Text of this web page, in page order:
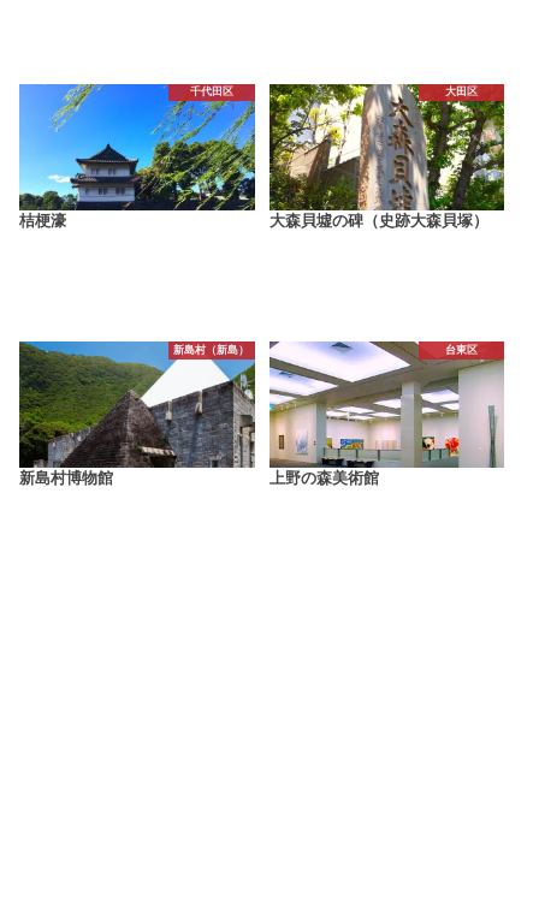
千代田区
桔梗濠
大田区
大森貝墟の碑（史跡大森貝塚）
新島村（新島）
新島村博物館
台東区
上野の森美術館